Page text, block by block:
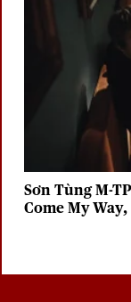
Sơn Tùng M-
Come My